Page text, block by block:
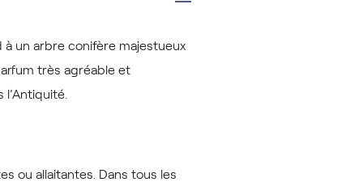
un arbre conifère majestueux
très agréable et
ou allaitantes. Dans tous les